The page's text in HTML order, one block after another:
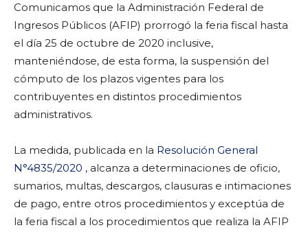
Comunicamos que la Administración Federal de
Ingresos Públicos (AFIP) prorrogó la feria fiscal hasta
el día 25 de octubre de 2020 inclusive,
manteniéndose, de esta forma, la suspensión del
cómputo de los plazos vigentes para los
contribuyentes en distintos procedimientos
administrativos.
La medida, publicada en la Resolución General
N°4835/2020 , alcanza a determinaciones de oficio,
sumarios, multas, descargos, clausuras e intimaciones
de pago, entre otros procedimientos y exceptúa de
la feria fiscal a los procedimientos que realiza la AFIP